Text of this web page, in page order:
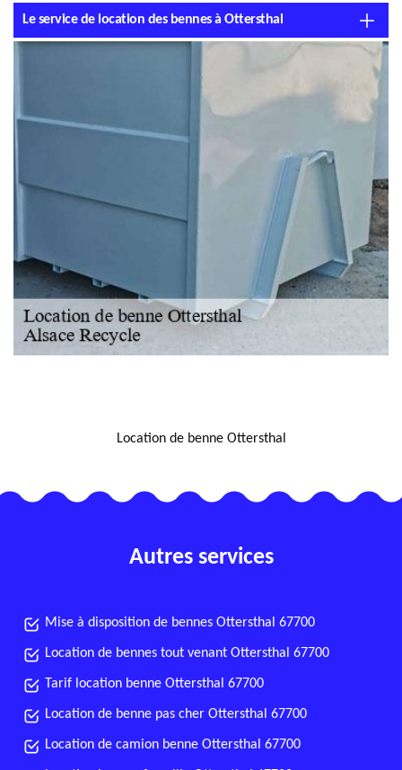
Le service de location des bennes à Ottersthal
Location de benne Ottersthal
Autres services
Mise à disposition de bennes Ottersthal 67700
Location de bennes tout venant Ottersthal 67700
Tarif location benne Ottersthal 67700
Location de benne pas cher Ottersthal 67700
Location de camion benne Ottersthal 67700